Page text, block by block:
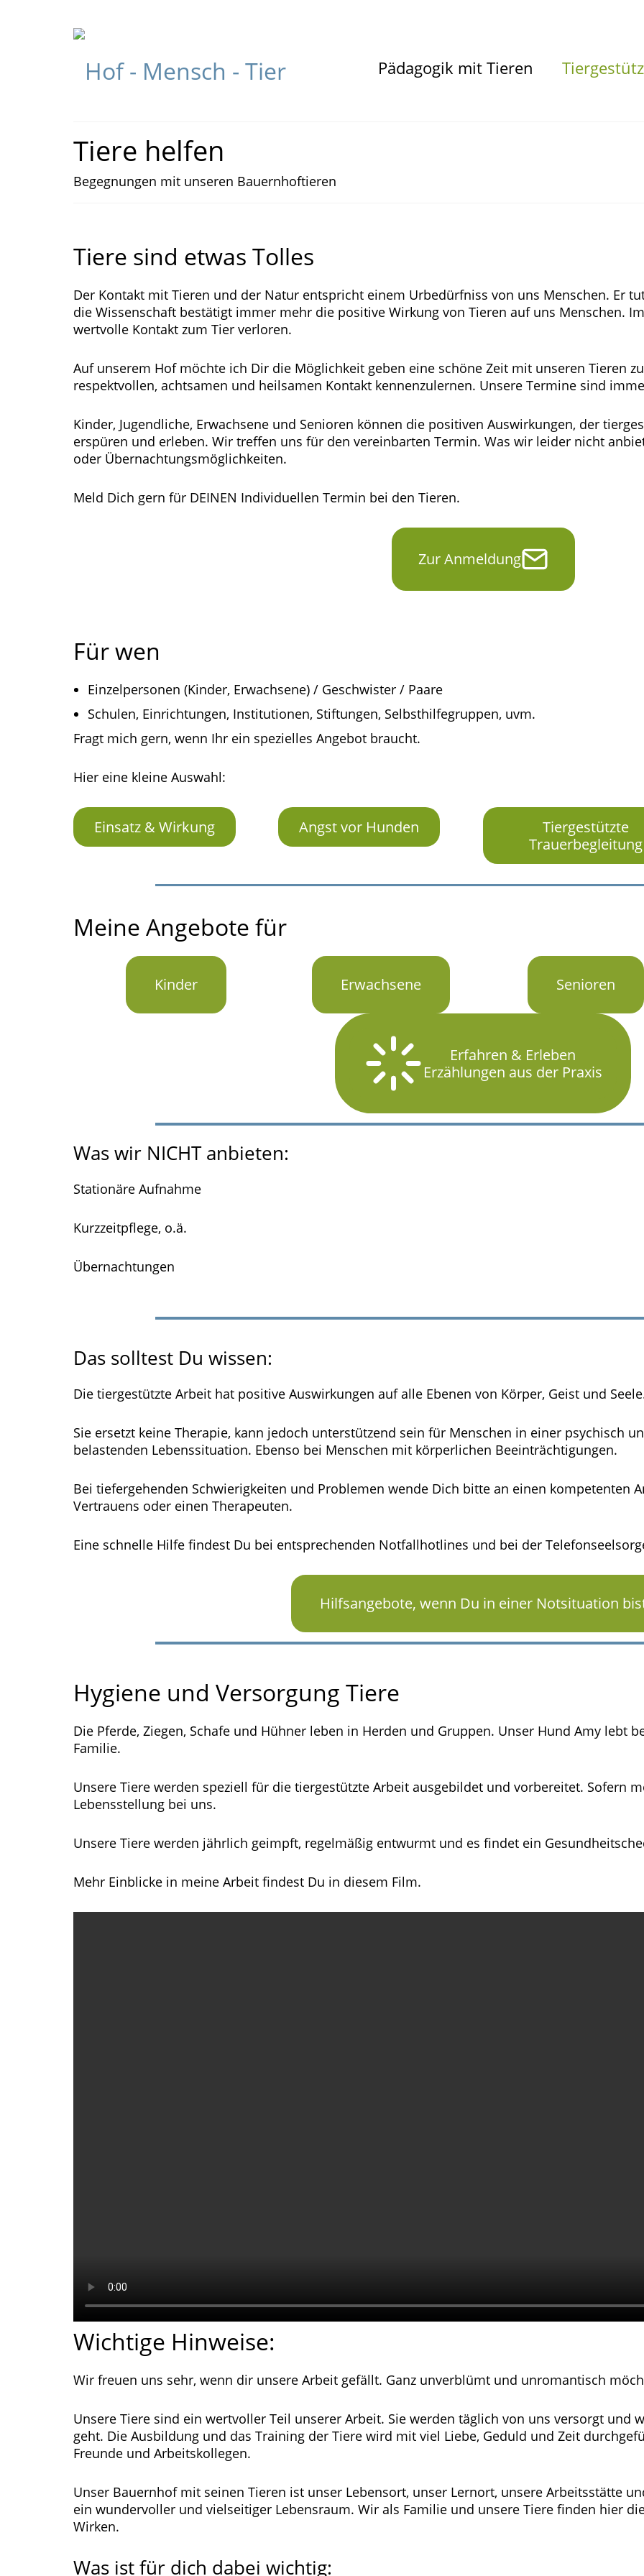
Pädagogik mit Tieren
Tiere helfen
Begegnungen mit unseren Bauernhoftieren
Tiere sind etwas Tolles
Der Kontakt mit Tieren und der Natur entspricht einem Urbedürfniss von uns Menschen. Er
die Wissenschaft bestätigt immer mehr die positive Wirkung von Tieren auf uns Menschen.
wertvolle Kontakt zum Tier verloren.
Auf unserem Hof möchte ich Dir die Möglichkeit geben eine schöne Zeit mit unseren Tieren
respektvollen, achtsamen und heilsamen Kontakt kennenzulernen. Unsere Termine sind
Kinder, Jugendliche, Erwachsene und Senioren können die positiven Auswirkungen, der
erspüren und erleben. Wir treffen uns für den vereinbarten Termin. Was wir leider nicht
oder Übernachtungsmöglichkeiten.
Meld Dich gern für DEINEN Individuellen Termin bei den Tieren.
Zur Anmeldung
Für wen
Einzelpersonen (Kinder, Erwachsene) / Geschwister / Paare
Schulen, Einrichtungen, Institutionen, Stiftungen, Selbsthilfegruppen, uvm.
Fragt mich gern, wenn Ihr ein spezielles Angebot braucht.
Hier eine kleine Auswahl:
Einsatz & Wirkung Angst vor Hunden
Tiergestützte
Trauerbegleitung
Meine Angebote für
Kinder Erwachsene Senioren
Erfahren & Erleben
Erzählungen aus der Praxis
Was wir NICHT anbieten:
Stationäre Aufnahme
Kurzzeitpflege, o.ä.
Übernachtungen
Das solltest Du wissen:
Die tiergestützte Arbeit hat positive Auswirkungen auf alle Ebenen von Körper, Geist und
Sie ersetzt keine Therapie, kann jedoch unterstützend sein für Menschen in einer psychisch
belastenden Lebenssituation. Ebenso bei Menschen mit körperlichen Beeinträchtigungen.
Bei tiefergehenden Schwierigkeiten und Problemen wende Dich bitte an einen kompetenten
Vertrauens oder einen Therapeuten.
Eine schnelle Hilfe findest Du bei entsprechenden Notfallhotlines und bei der
Hilfsangebote, wenn Du in einer Notsituation
Hygiene und Versorgung Tiere
Die Pferde, Ziegen, Schafe und Hühner leben in Herden und Gruppen. Unser Hund Amy lebt
Familie.
Unsere Tiere werden speziell für die tiergestützte Arbeit ausgebildet und vorbereitet. Sofern
Lebensstellung bei uns.
Unsere Tiere werden jährlich geimpft, regelmäßig entwurmt und es findet ein
Mehr Einblicke in meine Arbeit findest Du in diesem Film.
Wichtige Hinweise:
Wir freuen uns sehr, wenn dir unsere Arbeit gefällt. Ganz unverblümt und unromantisch
Unsere Tiere sind ein wertvoller Teil unserer Arbeit. Sie werden täglich von uns versorgt und
geht. Die Ausbildung und das Training der Tiere wird mit viel Liebe, Geduld und Zeit
Freunde und Arbeitskollegen.
Unser Bauernhof mit seinen Tieren ist unser Lebensort, unser Lernort, unsere Arbeitsstätte
ein wundervoller und vielseitiger Lebensraum. Wir als Familie und unsere Tiere finden hier
Wirken.
Was ist für dich dabei wichtig: